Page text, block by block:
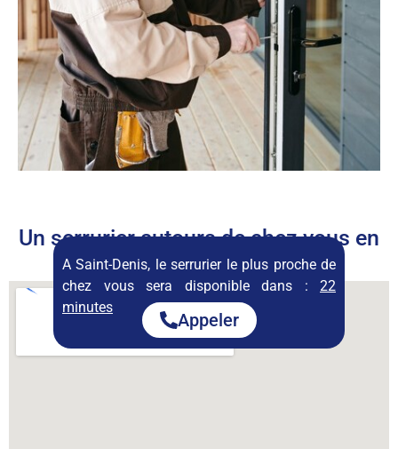
Un serrurier autours de chez vous en
permanence
A Saint-Denis, le serrurier le plus proche de
chez vous sera disponible dans : 22
minutes
Appeler